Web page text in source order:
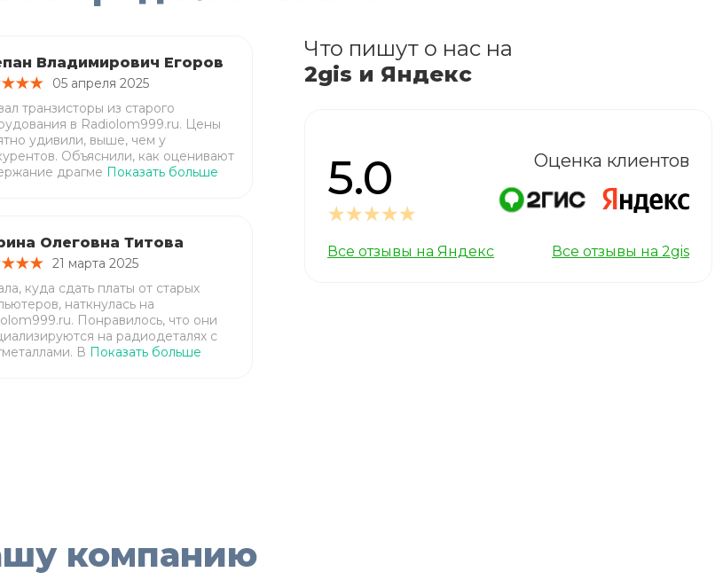
Владимирович Егоров
05 апреля 2025
транзисторы из старого
в Radiolom999.ru. Цены
удивили, выше, чем у
Объяснили, как оценивают
драгме Показать больше
Олеговна Титова
21 марта 2025
куда сдать платы от старых
наткнулась на
Понравилось, что они
на радиодеталях с
В Показать больше
Что пишут о нас на
2gis и Яндекс
5.0 Оценка клиентов
Все отзывы на Яндекс Все отзывы на 2gis
компанию